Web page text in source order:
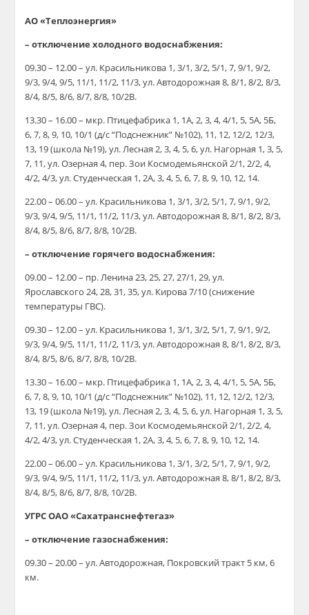
АО «Теплоэнергия»
– отключение холодного водоснабжения:
09.30 – 12.00 – ул. Красильникова 1, 3/1, 3/2, 5/1, 7, 9/1, 9/2,
9/3, 9/4, 9/5, 11/1, 11/2, 11/3, ул. Автодорожная 8, 8/1, 8/2, 8/3,
8/4, 8/5, 8/6, 8/7, 8/8, 10/2В.
13.30 – 16.00 – мкр. Птицефабрика 1, 1А, 2, 3, 4, 4/1, 5, 5А, 5Б,
6, 7, 8, 9, 10, 10/1 (д/с “Подснежник” №102), 11, 12, 12/2, 12/3,
13, 19 (школа №19), ул. Лесная 2, 3, 4, 5, 6, ул. Нагорная 1, 3, 5,
7, 11, ул. Озерная 4, пер. Зои Космодемьянской 2/1, 2/2, 4,
4/2, 4/3, ул. Студенческая 1, 2А, 3, 4, 5, 6, 7, 8, 9, 10, 12, 14.
22.00 – 06.00 – ул. Красильникова 1, 3/1, 3/2, 5/1, 7, 9/1, 9/2,
9/3, 9/4, 9/5, 11/1, 11/2, 11/3, ул. Автодорожная 8, 8/1, 8/2, 8/3,
8/4, 8/5, 8/6, 8/7, 8/8, 10/2В.
– отключение горячего водоснабжения:
09.00 – 12.00 – пр. Ленина 23, 25, 27, 27/1, 29, ул.
Ярославского 24, 28, 31, 35, ул. Кирова 7/10 (снижение
температуры ГВС).
09.30 – 12.00 – ул. Красильникова 1, 3/1, 3/2, 5/1, 7, 9/1, 9/2,
9/3, 9/4, 9/5, 11/1, 11/2, 11/3, ул. Автодорожная 8, 8/1, 8/2, 8/3,
8/4, 8/5, 8/6, 8/7, 8/8, 10/2В.
13.30 – 16.00 – мкр. Птицефабрика 1, 1А, 2, 3, 4, 4/1, 5, 5А, 5Б,
6, 7, 8, 9, 10, 10/1 (д/с “Подснежник” №102), 11, 12, 12/2, 12/3,
13, 19 (школа №19), ул. Лесная 2, 3, 4, 5, 6, ул. Нагорная 1, 3, 5,
7, 11, ул. Озерная 4, пер. Зои Космодемьянской 2/1, 2/2, 4,
4/2, 4/3, ул. Студенческая 1, 2А, 3, 4, 5, 6, 7, 8, 9, 10, 12, 14.
22.00 – 06.00 – ул. Красильникова 1, 3/1, 3/2, 5/1, 7, 9/1, 9/2,
9/3, 9/4, 9/5, 11/1, 11/2, 11/3, ул. Автодорожная 8, 8/1, 8/2, 8/3,
8/4, 8/5, 8/6, 8/7, 8/8, 10/2В.
УГРС ОАО «Сахатранснефтегаз»
– отключение газоснабжения:
09.30 – 20.00 – ул. Автодорожная, Покровский тракт 5 км, 6
км.